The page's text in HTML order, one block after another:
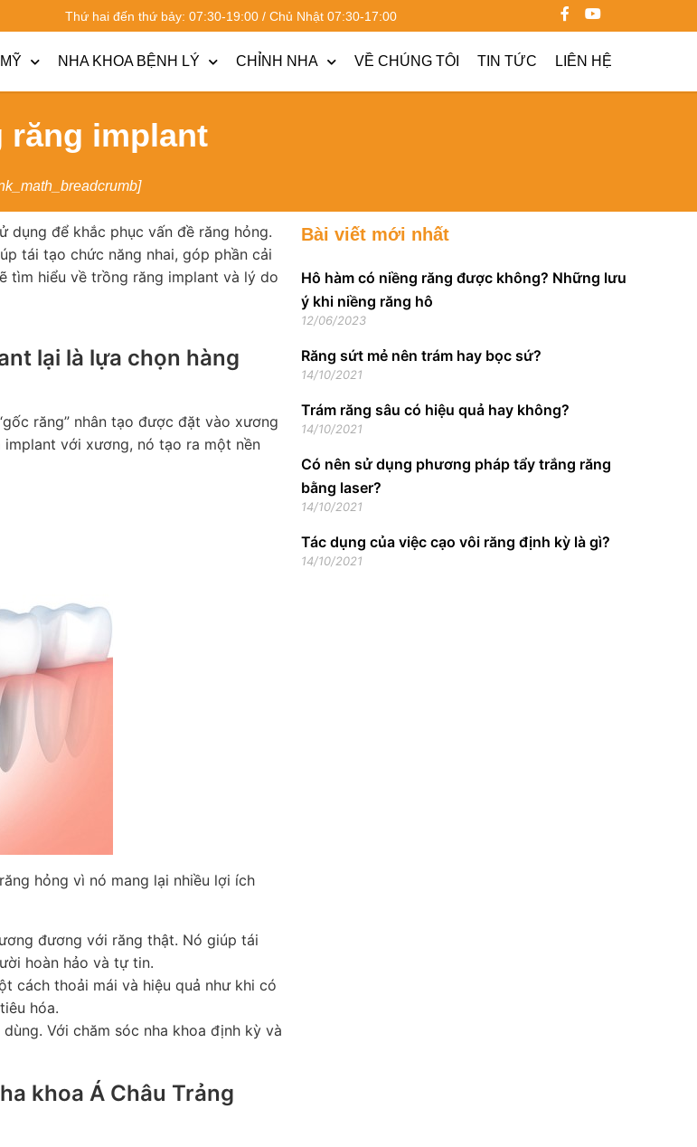
Thứ hai đến thứ bảy: 07:30-19:00 / Chủ Nhật 07:30-17:00
NHA KHOA BỆNH LÝ CHỈNH NHA VỀ CHÚNG TÔI TIN TỨC LIÊN HỆ
răng implant
dụng để khắc phục vấn đề răng hỏng.
tái tạo chức năng nhai, góp phần cải
tìm hiểu về trồng răng implant và lý do
lại là lựa chọn hàng
răng” nhân tạo được đặt vào xương
với xương, nó tạo ra một nền
hỏng vì nó mang lại nhiều lợi ích
đương với răng thật. Nó giúp tái
hoàn hảo và tự tin.
cách thoải mái và hiệu quả như khi có
hóa.
Với chăm sóc nha khoa định kỳ và
khoa Á Châu Trảng
Bài viết mới nhất
Hô hàm có niềng răng được không? Những lưu
ý khi niềng răng hô
12/06/2023
Răng sứt mẻ nên trám hay bọc sứ?
14/10/2021
Trám răng sâu có hiệu quả hay không?
14/10/2021
Có nên sử dụng phương pháp tẩy trắng răng
bằng laser?
14/10/2021
Tác dụng của việc cạo vôi răng định kỳ là gì?
14/10/2021